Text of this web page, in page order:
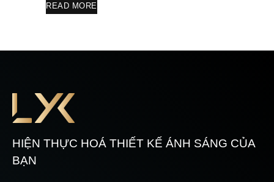
READ MORE
HIỆN THỰC HOÁ THIẾT KẾ ÁNH SÁNG CỦA
BẠN